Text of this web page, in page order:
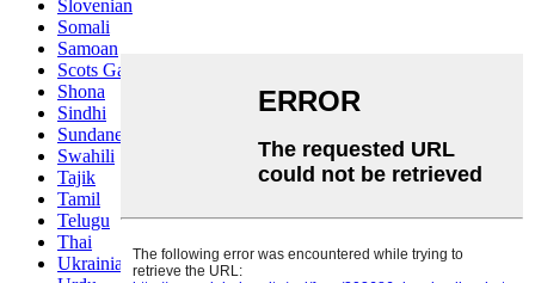
Slovenian
Somali
Samoan
Scots Gaelic
Shona
Sindhi
Sundanese
Swahili
Tajik
Tamil
Telugu
Thai
Ukrainian